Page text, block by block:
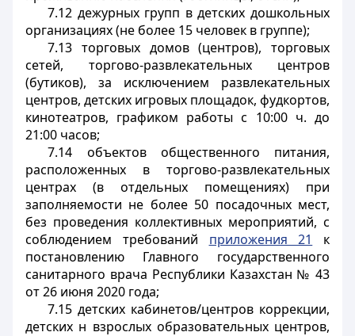
7.12 дежурных групп в детских дошкольных
организациях (не более 15 человек в группе);
7.13 торговых домов (центров), торговых
сетей, торгово-развлекательных центров
(бутиков), за исключением развлекательных
центров, детских игровых площадок, фудкортов,
кинотеатров, графиком работы с 10:00 ч. до
21:00 часов;
7.14 объектов общественного питания,
расположенных в торгово-развлекательных
центрах (в отдельных помещениях) при
заполняемости не более 50 посадочных мест,
без проведения коллективных мероприятий, с
соблюдением требований приложения 21
к
постановлению Главного государственного
санитарного врача Республики Казахстан № 43
от 26 июня 2020 года;
7.15 детских кабинетов/центров коррекции,
детских н взрослых образовательных центров,